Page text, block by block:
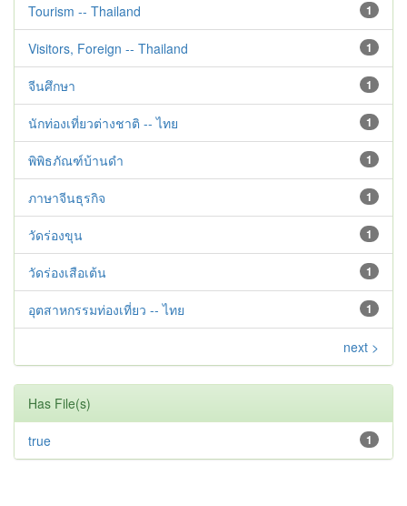
1
Tourism -- Thailand
1
Visitors, Foreign -- Thailand
1
จีนศึกษา
1
นักท่องเที่ยวต่างชาติ -- ไทย
1
พิพิธภัณฑ์บ้านดำ
1
ภาษาจีนธุรกิจ
1
วัดร่องขุน
1
วัดร่องเสือเต้น
1
อุตสาหกรรมท่องเที่ยว -- ไทย
next >
Has File(s)
1
true